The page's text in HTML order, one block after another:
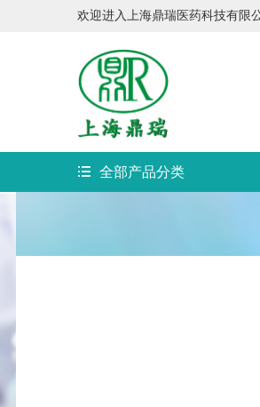
欢迎进入上海鼎瑞医药科技有限
全部产品分类